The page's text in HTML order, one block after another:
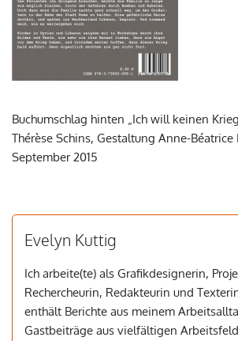
Buchumschlag hinten „Ich will keinen
Thérèse Schins, Gestaltung Anne-
September 2015
Evelyn Kuttig
Ich arbeite(te) als Grafikdesignerin,
Rechercheurin, Redakteurin und
enthält Berichte aus meinem
Gastbeiträge aus vielfältigen